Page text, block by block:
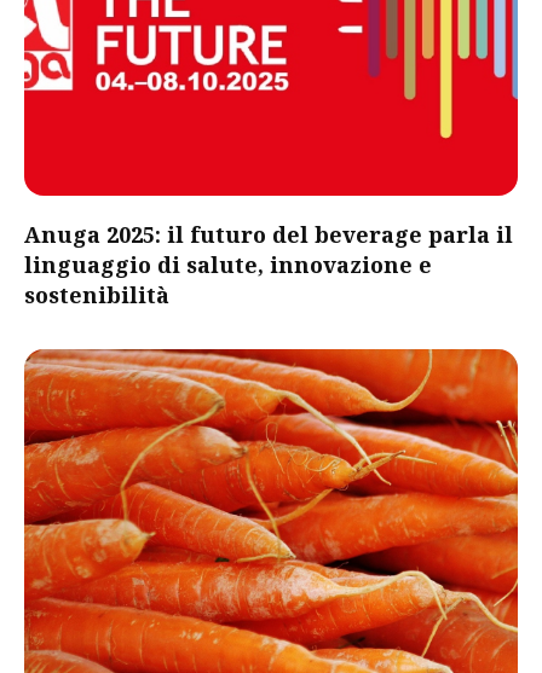
Anuga 2025: il futuro del beverage parla il
linguaggio di salute, innovazione e
sostenibilità